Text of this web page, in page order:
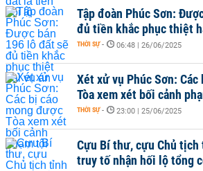
Tập đoàn Phúc Sơn:
đủ tiền khắc phục thiệt
THỜI SỰ - 06:48 | 26/06/2025
Xét xử vụ Phúc Sơn:
Tòa xem xét bối cảnh
THỜI SỰ - 23:00 | 25/06/2025
Cựu Bí thư, cựu Chủ
truy tố nhận hối lộ tổng